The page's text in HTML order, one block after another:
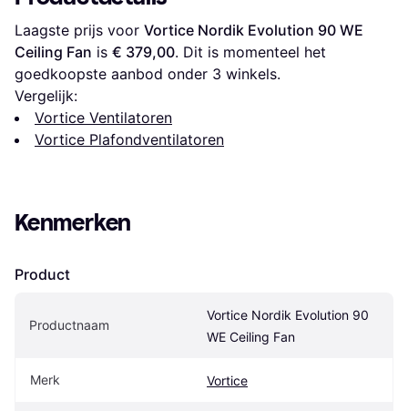
Laagste prijs voor Vortice Nordik Evolution 90 WE
Ceiling Fan is € 379,00. Dit is momenteel het
goedkoopste aanbod onder 3 winkels.
Vergelijk:
Vortice Ventilatoren
Vortice Plafondventilatoren
Kenmerken
Product
Productnaam
Vortice Nordik Evolution 90
WE Ceiling Fan
Merk Vortice